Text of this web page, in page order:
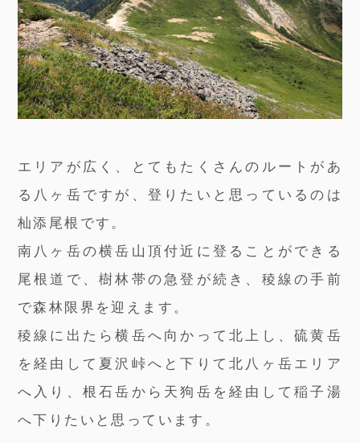
エリアが広く、とてもたくさんのルートがあ
る八ヶ岳ですが、登りたいと思っているのは
杣添尾根です。
南八ヶ岳の横岳山頂付近に登ることができる
尾根道で、樹林帯の急登が続き、稜線の手前
で森林限界を迎えます。
稜線に出たら横岳へ向かって北上し、硫黄岳
を経由して夏沢峠へと下りて北八ヶ岳エリア
へ入り、根石岳から天狗岳を経由して稲子湯
へ下りたいと思っています。